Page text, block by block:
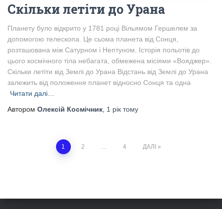
Скільки летіти до Урана
Планету було відкрито у 1781 році Вільямом Гершелем за
допомогою телескопа. Це сьома планета від Сонця,
розташована між Сатурном і Нептуном. Історія польотів до
цього космічного тіла небагата, обмежена місіями «Вояджер».
Скільки летіти від Землі до Урана Відстань від Землі до Урана
залежить від положення планет відносно Сонця та одна
Читати далі…
Автором Олексій Космічник 1 рік тому
1 2 … 4 ДАЛІ